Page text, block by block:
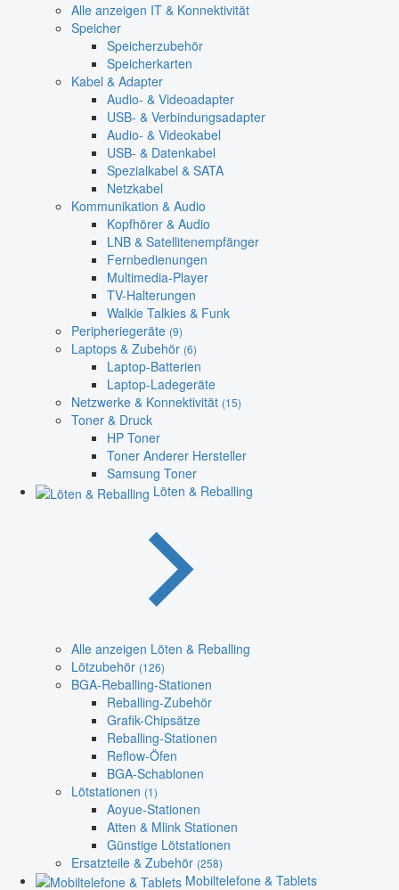
Alle anzeigen IT & Konnektivität
Speicher
Speicherzubehör
Speicherkarten
Kabel & Adapter
Audio- & Videoadapter
USB- & Verbindungsadapter
Audio- & Videokabel
USB- & Datenkabel
Spezialkabel & SATA
Netzkabel
Kommunikation & Audio
Kopfhörer & Audio
LNB & Satellitenempfänger
Fernbedienungen
Multimedia-Player
TV-Halterungen
Walkie Talkies & Funk
Peripheriegeräte (9)
Laptops & Zubehör (6)
Laptop-Batterien
Laptop-Ladegeräte
Netzwerke & Konnektivität (15)
Toner & Druck
HP Toner
Toner Anderer Hersteller
Samsung Toner
Löten & Reballing
Alle anzeigen Löten & Reballing
Lötzubehör (126)
BGA-Reballing-Stationen
Reballing-Zubehör
Grafik-Chipsätze
Reballing-Stationen
Reflow-Öfen
BGA-Schablonen
Lötstationen (1)
Aoyue-Stationen
Atten & Mlink Stationen
Günstige Lötstationen
Ersatzteile & Zubehör (258)
Mobiltelefone & Tablets